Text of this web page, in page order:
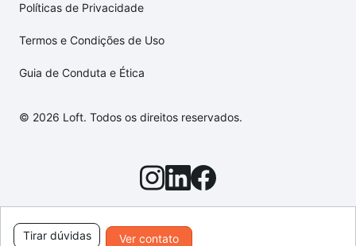
Ver contato
Tirar dúvidas
Políticas de Privacidade
Termos e Condições de Uso
Guia de Conduta e Ética
© 2026 Loft. Todos os direitos reservados.